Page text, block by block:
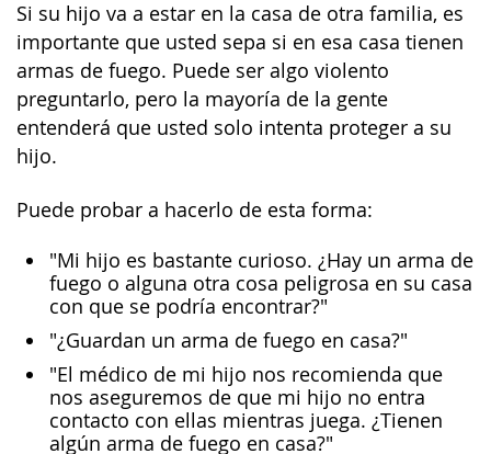
Si su hijo va a estar en la casa de otra familia, es
importante que usted sepa si en esa casa tienen
armas de fuego. Puede ser algo violento
preguntarlo, pero la mayoría de la gente
entenderá que usted solo intenta proteger a su
hijo.
Puede probar a hacerlo de esta forma:
"Mi hijo es bastante curioso. ¿Hay un arma de
fuego o alguna otra cosa peligrosa en su casa
con que se podría encontrar?"
"¿Guardan un arma de fuego en casa?"
"El médico de mi hijo nos recomienda que
nos aseguremos de que mi hijo no entra
contacto con ellas mientras juega. ¿Tienen
algún arma de fuego en casa?"